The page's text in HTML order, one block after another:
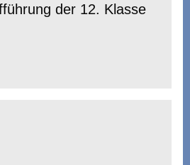
der 12. Klasse